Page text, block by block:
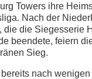
Towers ihre
Nach der
die die Siegesserie
beendete, feiern
Sieg.
nach